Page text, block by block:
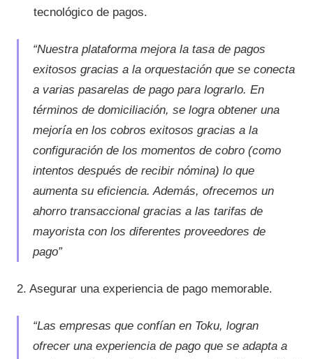
tecnológico de pagos.
“Nuestra plataforma mejora la tasa de pagos
exitosos gracias a la orquestación que se conecta
a varias pasarelas de pago para lograrlo. En
términos de domiciliación, se logra obtener una
mejoría en los cobros exitosos gracias a la
configuración de los momentos de cobro (como
intentos después de recibir nómina) lo que
aumenta su eficiencia. Además, ofrecemos un
ahorro transaccional gracias a las tarifas de
mayorista con los diferentes proveedores de
pago”
2. Asegurar una experiencia de pago memorable.
“Las empresas que confían en Toku, logran
ofrecer una experiencia de pago que se adapta a